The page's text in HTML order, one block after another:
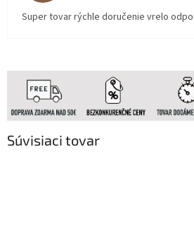
Súvisiaci tovar
Super tovar rýchle doručenie vrelo